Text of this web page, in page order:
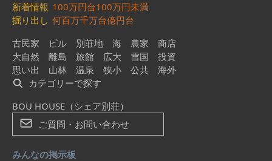
新着情報 100万円台100万円未満
掘り出し 何百万千万台億円台
古民家
ビル 別荘地 海 農家
商店
大自然
離島 旅館 広大 雪国
投資
思い出
山林 温泉 狭小 公共
海外
カテゴリーで探す
BOU HOUSE（シェア別荘）
ご質問・お問い合わせ
みんなの掲示板